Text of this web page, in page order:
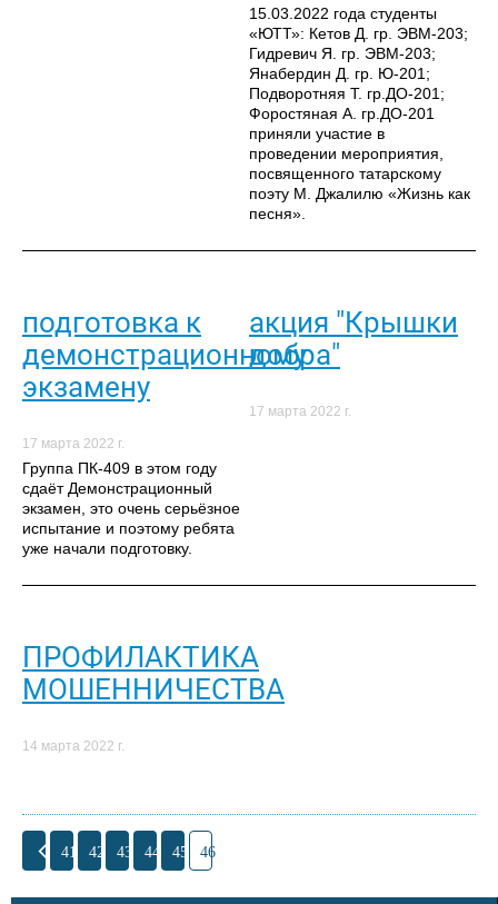
15.03.2022 года студенты
«ЮТТ»: Кетов Д. гр. ЭВМ-203;
Гидревич Я. гр. ЭВМ-203;
Янабердин Д. гр. Ю-201;
Подворотняя Т. гр.ДО-201;
Форостяная А. гр.ДО-201
приняли участие в
проведении мероприятия,
посвященного татарскому
поэту М. Джалилю «Жизнь как
песня».
подготовка к
демонстрационному
экзамену
17 марта 2022 г.
Группа ПК-409 в этом году
сдаёт Демонстрационный
экзамен, это очень серьёзное
испытание и поэтому ребята
уже начали подготовку.
акция "Крышки
добра"
17 марта 2022 г.
ПРОФИЛАКТИКА
МОШЕННИЧЕСТВА
14 марта 2022 г.
41 42 43 44 45 46